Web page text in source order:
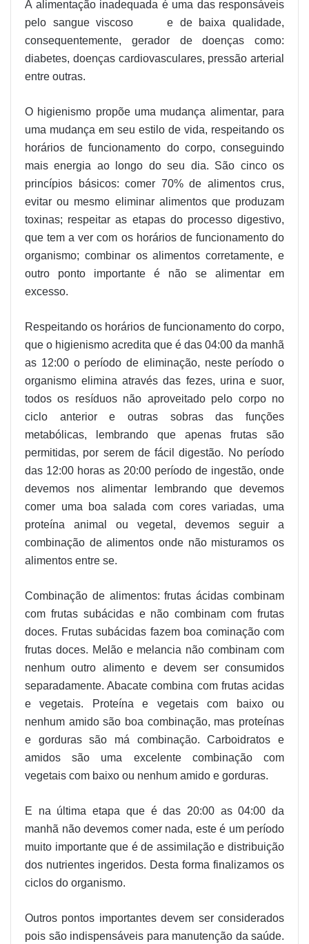
A alimentação inadequada é uma das responsáveis
pelo sangue viscoso e de baixa qualidade,
consequentemente, gerador de doenças como:
diabetes, doenças cardiovasculares, pressão arterial
entre outras.
O higienismo propõe uma mudança alimentar, para
uma mudança em seu estilo de vida, respeitando os
horários de funcionamento do corpo, conseguindo
mais energia ao longo do seu dia. São cinco os
princípios básicos: comer 70% de alimentos crus,
evitar ou mesmo eliminar alimentos que produzam
toxinas; respeitar as etapas do processo digestivo,
que tem a ver com os horários de funcionamento do
organismo; combinar os alimentos corretamente, e
outro ponto importante é não se alimentar em
excesso.
Respeitando os horários de funcionamento do corpo,
que o higienismo acredita que é das 04:00 da manhã
as 12:00 o período de eliminação, neste período o
organismo elimina através das fezes, urina e suor,
todos os resíduos não aproveitado pelo corpo no
ciclo anterior e outras sobras das funções
metabólicas, lembrando que apenas frutas são
permitidas, por serem de fácil digestão. No período
das 12:00 horas as 20:00 período de ingestão, onde
devemos nos alimentar lembrando que devemos
comer uma boa salada com cores variadas, uma
proteína animal ou vegetal, devemos seguir a
combinação de alimentos onde não misturamos os
alimentos entre se.
Combinação de alimentos: frutas ácidas combinam
com frutas subácidas e não combinam com frutas
doces. Frutas subácidas fazem boa cominação com
frutas doces. Melão e melancia não combinam com
nenhum outro alimento e devem ser consumidos
separadamente. Abacate combina com frutas acidas
e vegetais. Proteína e vegetais com baixo ou
nenhum amido são boa combinação, mas proteínas
e gorduras são má combinação. Carboidratos e
amidos são uma excelente combinação com
vegetais com baixo ou nenhum amido e gorduras.
E na última etapa que é das 20:00 as 04:00 da
manhã não devemos comer nada, este é um período
muito importante que é de assimilação e distribuição
dos nutrientes ingeridos. Desta forma finalizamos os
ciclos do organismo.
Outros pontos importantes devem ser considerados
pois são indispensáveis para manutenção da saúde.